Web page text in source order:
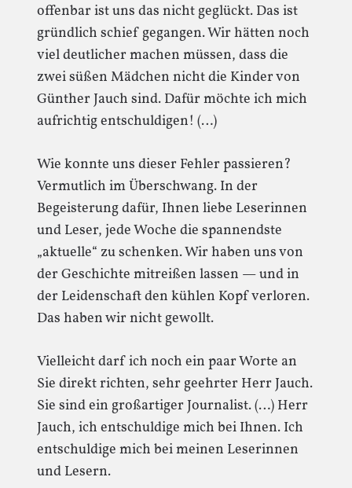
offenbar ist uns das nicht geglückt. Das ist
gründlich schief gegangen. Wir hätten noch
viel deutlicher machen müssen, dass die
zwei süßen Mädchen nicht die Kinder von
Günther Jauch sind. Dafür möchte ich mich
aufrichtig entschuldigen! (…)
Wie konnte uns dieser Fehler passieren?
Vermutlich im Überschwang. In der
Begeisterung dafür, Ihnen liebe Leserinnen
und Leser, jede Woche die spannendste
„aktuelle“ zu schenken. Wir haben uns von
der Geschichte mitreißen lassen — und in
der Leidenschaft den kühlen Kopf verloren.
Das haben wir nicht gewollt.
Vielleicht darf ich noch ein paar Worte an
Sie direkt richten, sehr geehrter Herr Jauch.
Sie sind ein großartiger Journalist. (…) Herr
Jauch, ich entschuldige mich bei Ihnen. Ich
entschuldige mich bei meinen Leserinnen
und Lesern.